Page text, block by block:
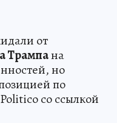
от
Трампана
но
по
со ссылкой